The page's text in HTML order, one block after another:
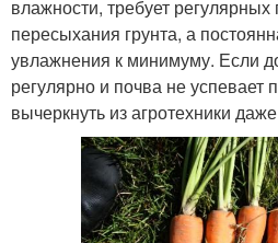
влажности, требует
пересыхания грунта, а
увлажнения к минимуму. Если
регулярно и почва не успевает
вычеркнуть из агротехники